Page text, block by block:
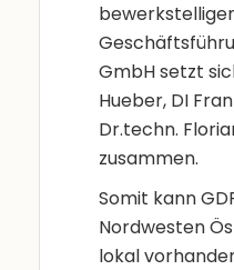
GmbH setzt
Hueber, DI
Dr.techn.
zusammen.
Somit kann
Nordwesten
lokal